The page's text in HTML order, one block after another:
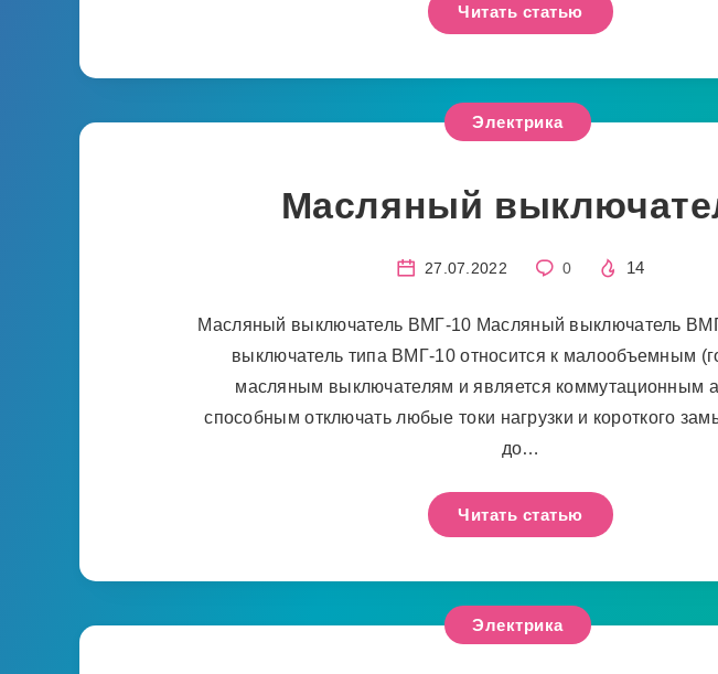
Читать статью
Электрика
Масляный
27.07.2022 0 14
Масляный выключатель ВМГ-10 Масляный выключатель
выключатель типа ВМГ-10 относится к малообъемным
масляным выключателям и является коммутационным
способным отключать любые токи нагрузки и короткого
до…
Читать статью
Электрика